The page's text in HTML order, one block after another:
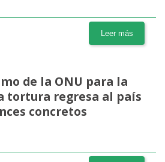
Leer más
de la ONU para la
tortura regresa al país
concretos